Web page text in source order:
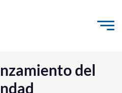
contenido
del